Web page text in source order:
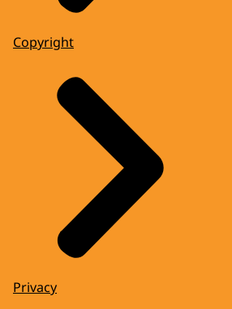
Copyright
Privacy